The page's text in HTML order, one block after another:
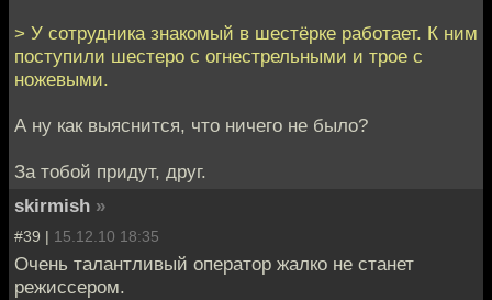
> У сотрудника знакомый в шестёрке работает. К ним
поступили шестеро с огнестрельными и трое с
ножевыми.
А ну как выяснится, что ничего не было?
За тобой придут, друг.
skirmish »
#39 | 15.12.10 18:35
Очень талантливый оператор жалко не станет
режиссером.